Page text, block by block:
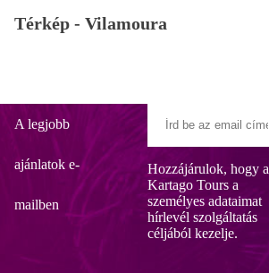
Térkép - Vilamoura
A legjobb
ajánlatok e-
mailben
Hozzájárulok, hogy a
Kartago Tours a
személyes adataimat
hírlevél szolgáltatás
céljából kezelje.